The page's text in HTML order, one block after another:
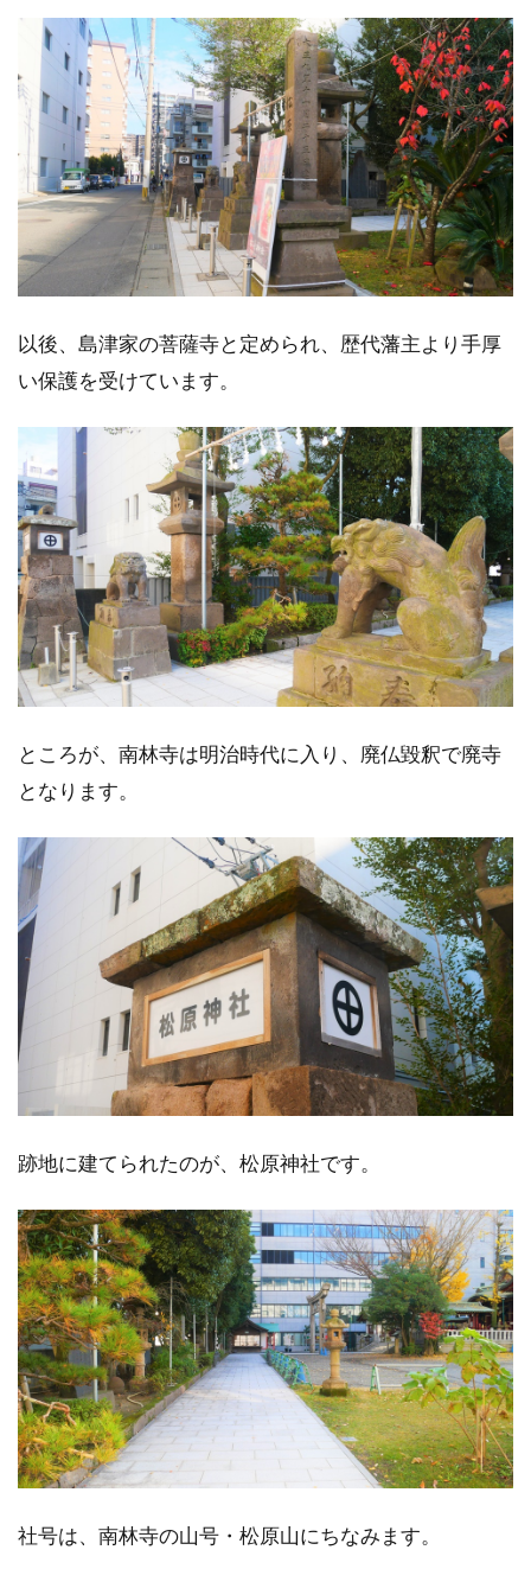
以後、島津家の菩薩寺と定められ、歴代藩主より手厚
い保護を受けています。
ところが、南林寺は明治時代に入り、廃仏毀釈で廃寺
となります。
跡地に建てられたのが、松原神社です。
社号は、南林寺の山号・松原山にちなみます。